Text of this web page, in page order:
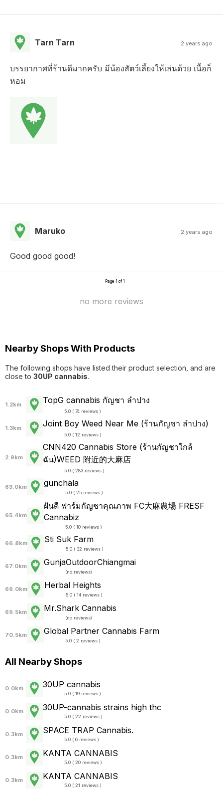
Tarn Tarn 2 years ago
บรรยากาศที่ร้านดีมากครับ มีน้องสัตว์เลี้ยงให้เล่นด้วย เนื้อก็
หอม
Maruko 2 years ago
Good good good!
Page 1 of 1
no more reviews
Nearby Shops With Products
The following shops have listed their product selection, and are
close to 30UP cannabis.
1.2km TopG cannabis กัญชา ลำปาง
5.0 ( 74 reviews )
1.3km Joint Boy Weed Near Me (ร้านกัญชา ลำปาง)
5.0 ( 12 reviews )
2.9km
CNN420 Cannabis Store (ร้านกัญชาใกล้
ฉัน)WEED 附近的大麻店
5.0 ( 283 reviews )
63.0km gunchala
5.0 ( 25 reviews )
65.4km
ฝันดี ฟาร์มกัญชาคุณภาพ FC大麻農場 FRESF
Cannabiz
5.0 ( 10 reviews )
66.8km Sti Suk Farm
5.0 ( 32 reviews )
67.0km GunjaOutdoorChiangmai
(no reviews)
69.0km Herbal Heights
5.0 ( 14 reviews )
69.5km Mr.Shark Cannabis
(no reviews)
70.5km Global Partner Cannabis Farm
5.0 ( 2 reviews )
All Nearby Shops
0.0km 30UP cannabis
5.0 ( 19 reviews )
0.0km 30UP-cannabis strains high thc
5.0 ( 22 reviews )
0.3km SPACE TRAP Cannabis.
5.0 ( 6 reviews )
0.3km KANTA CANNABIS
5.0 ( 20 reviews )
0.3km KANTA CANNABIS
5.0 ( 21 reviews )